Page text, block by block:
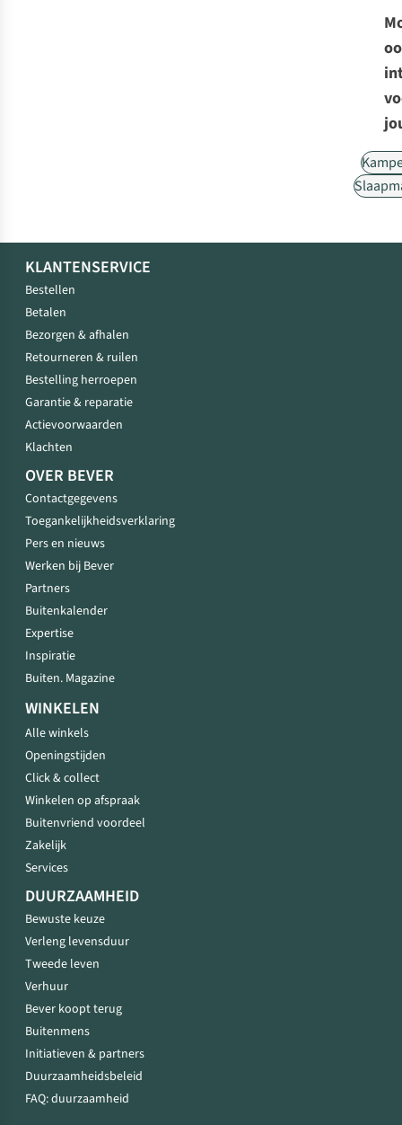
KLANTENSERVICE
Bestellen
Betalen
Bezorgen & afhalen
Retourneren & ruilen
Bestelling herroepen
Garantie & reparatie
Actievoorwaarden
Klachten
OVER BEVER
Contactgegevens
Toegankelijkheidsverklaring
Pers en nieuws
Werken bij Bever
Partners
Buitenkalender
Expertise
Inspiratie
Buiten. Magazine
WINKELEN
Alle winkels
Openingstijden
Click & collect
Winkelen op afspraak
Buitenvriend voordeel
Zakelijk
Services
DUURZAAMHEID
Bewuste keuze
Verleng levensduur
Tweede leven
Verhuur
Bever koopt terug
Buitenmens
Initiatieven & partners
Duurzaamheidsbeleid
FAQ: duurzaamheid